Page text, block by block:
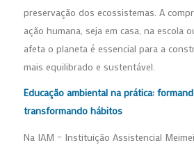
preservação dos ecossistemas. A
ação humana, seja em casa, na escola
afeta o planeta é essencial para a
mais equilibrado e sustentável.
Educação ambiental na prática:
transformando hábitos
Na IAM – Instituição Assistencial